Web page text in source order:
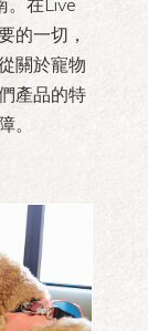
。在Live
的一切，
關於寵物
產品的特
。